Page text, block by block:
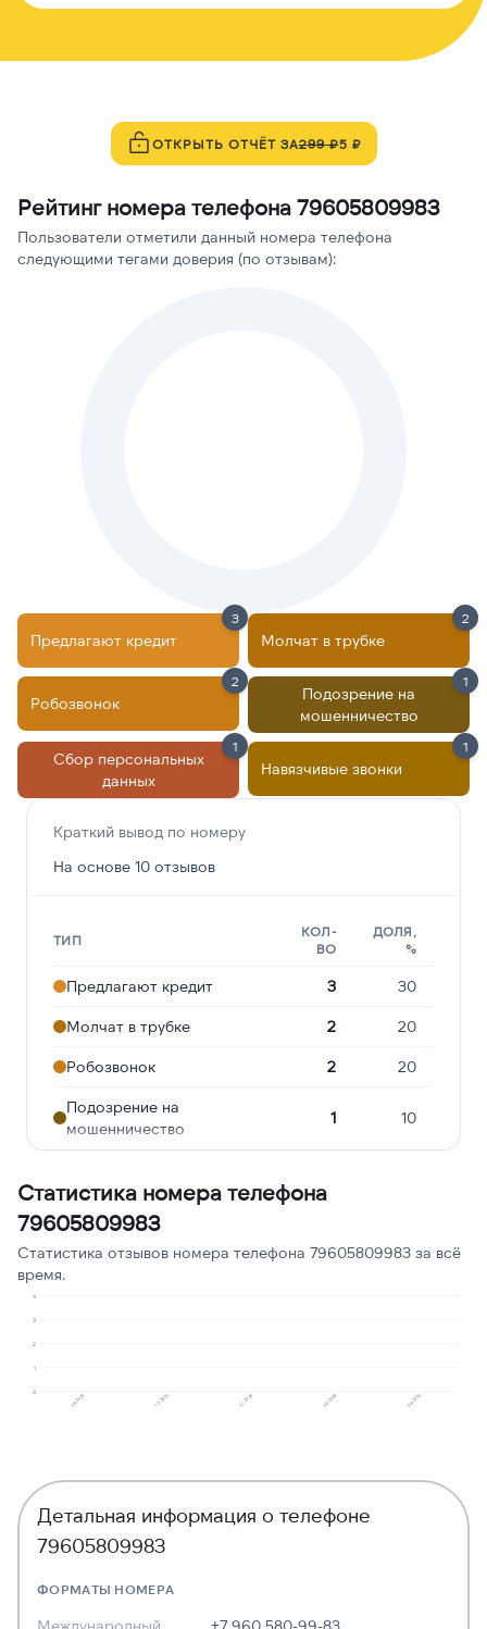
ОТКРЫТЬ ОТЧЁТ ЗА299 ₽5 ₽
Рейтинг номера телефона 79605809983
Пользователи отметили данный номера телефона
следующими тегами доверия (по отзывам):
Предлагают кредит
3
Молчат в трубке
2
Робозвонок
2
Подозрение на
мошенничество
1
Сбор персональных
данных
1
Навязчивые звонки
1
Краткий вывод по номеру
На основе 10 отзывов
ТИП
КОЛ-
ВО
ДОЛЯ,
%
Предлагают кредит 3 30
Молчат в трубке 2 20
Робозвонок 2 20
Подозрение на
мошенничество
1 10
данных
Навязчивые звонки
Статистика номера телефона
79605809983
Статистика отзывов номера телефона 79605809983 за всё
время.
0
1
2
3
4
09.2025 10.2025 01.2026 05.2026 06.2026
Детальная информация о телефоне
79605809983
ФОРМАТЫ НОМЕРА